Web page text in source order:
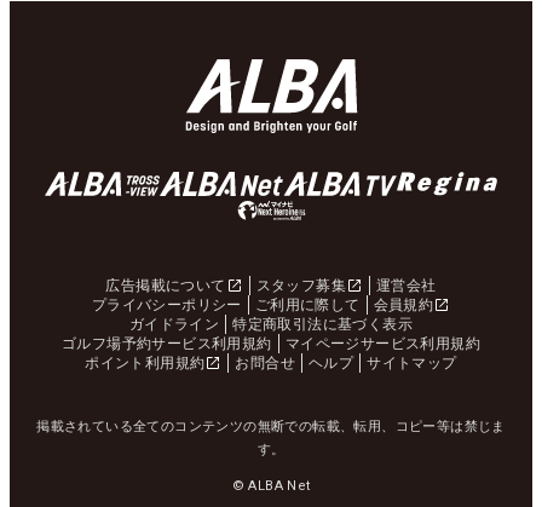
広告掲載について スタッフ募集
運営会社
プライバシーポリシー
ご利用に際して
会員規約
ガイドライン
特定商取引法に基づく表示
ゴルフ場予約サービス利用規約
マイページサービス利用規約
ポイント利用規約
お問合せ ヘルプ サイトマップ
掲載されている全てのコンテンツの無断での転載、転用、コピー等は禁じま
す。
© ALBA Net